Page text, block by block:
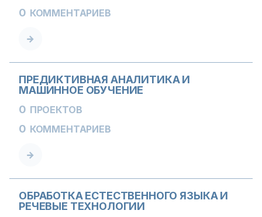
0 КОММЕНТАРИЕВ
ПРЕДИКТИВНАЯ АНАЛИТИКА И
МАШИННОЕ ОБУЧЕНИЕ
0 ПРОЕКТОВ
0 КОММЕНТАРИЕВ
ОБРАБОТКА ЕСТЕСТВЕННОГО ЯЗЫКА И
РЕЧЕВЫЕ ТЕХНОЛОГИИ